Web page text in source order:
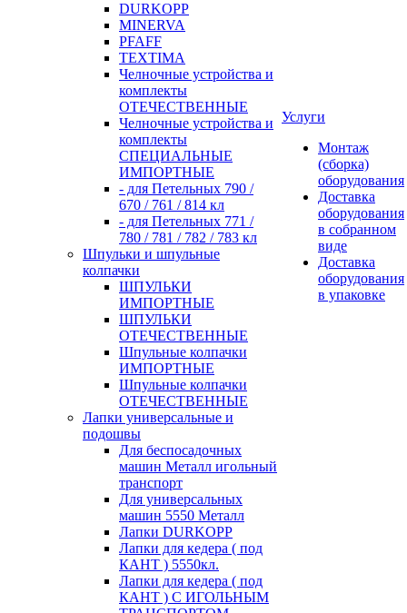
DURKOPP
MINERVA
PFAFF
TEXTIMA
Челночные устройства и
комплекты
ОТЕЧЕСТВЕННЫЕ
Челночные устройства и
комплекты
СПЕЦИАЛЬНЫЕ
ИМПОРТНЫЕ
- для Петельных 790 /
670 / 761 / 814 кл
- для Петельных 771 /
780 / 781 / 782 / 783 кл
Шпульки и шпульные
колпачки
ШПУЛЬКИ
ИМПОРТНЫЕ
ШПУЛЬКИ
ОТЕЧЕСТВЕННЫЕ
Шпульные колпачки
ИМПОРТНЫЕ
Шпульные колпачки
ОТЕЧЕСТВЕННЫЕ
Лапки универсальные и
подошвы
Для беспосадочных
машин Металл игольный
транспорт
Для универсальных
машин 5550 Металл
Лапки DURKOPP
Лапки для кедера ( под
КАНТ ) 5550кл.
Лапки для кедера ( под
КАНТ ) С ИГОЛЬНЫМ
Услуги
Монтаж
(сборка)
оборудования
Доставка
оборудования
в собранном
виде
Доставка
оборудования
в упаковке